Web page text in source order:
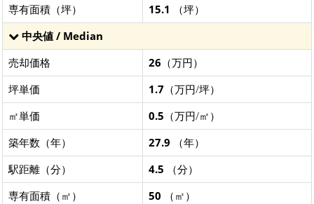
専有面積（坪）
15.1 （坪）
中央値 / Median
売却価格
26 （万円）
坪単価
1.7 （万円/坪）
㎡単価
0.5 （万円/㎡）
築年数（年）
27.9 （年）
駅距離（分）
4.5 （分）
専有面積（㎡）
50 （㎡）